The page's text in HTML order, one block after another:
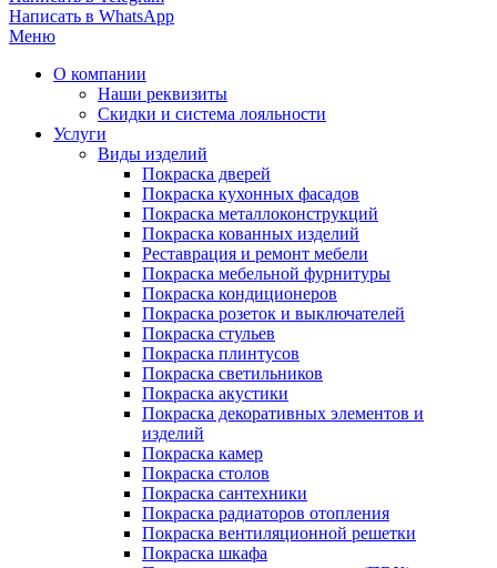
Написать в WhatsApp
Меню
О компании
Наши реквизиты
Скидки и система лояльности
Услуги
Виды изделий
Покраска дверей
Покраска кухонных фасадов
Покраска металлоконструкций
Покраска кованных изделий
Реставрация и ремонт мебели
Покраска мебельной фурнитуры
Покраска кондиционеров
Покраска розеток и выключателей
Покраска стульев
Покраска плинтусов
Покраска светильников
Покраска акустики
Покраска декоративных элементов и
изделий
Покраска камер
Покраска столов
Покраска сантехники
Покраска радиаторов отопления
Покраска вентиляционной решетки
Покраска шкафа